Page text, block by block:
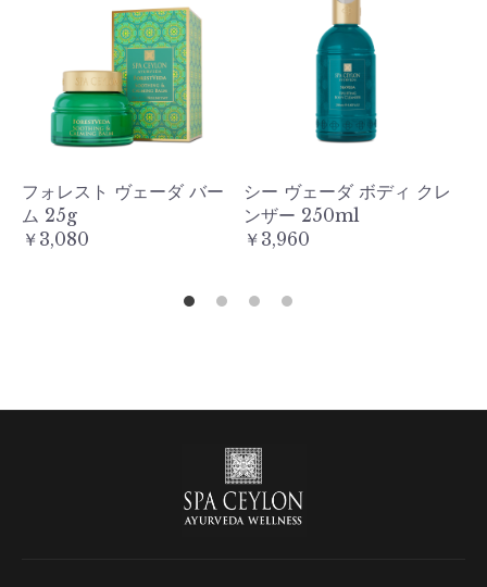
フォレスト ヴェーダ バー
ム 25g
￥3,080
シー ヴェーダ ボディ クレ
ンザー 250ml
￥3,960